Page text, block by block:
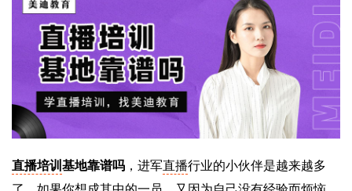
直播培训 基地靠谱吗 ，进军直播行业的小伙伴是越来越多